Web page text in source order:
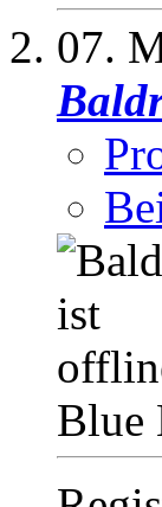
07.
Blue